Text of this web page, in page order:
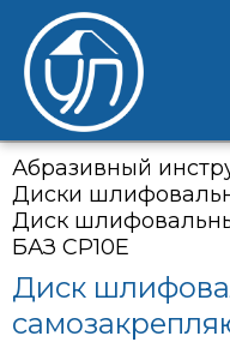
Абразивный
Диски
Диск
БАЗ CP10E
Диск